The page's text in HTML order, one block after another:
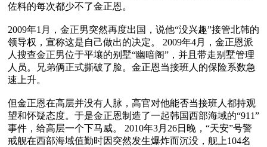
佐料的每次都少不了金正恩。
2009年1月，金正男突然再度出国，说他“没兴趣”接管北韩的
领导权，宣称这是自己做出的决定。 2009年4月，金正恩派
人搜查金正男位于平壤的别墅“幽暗阁”，并且带走别墅管理
人员。兄弟俩正式撕破了脸。金正恩当接班人的保险系数急
速上升。
但金正恩在高层并没有人脉，高官对他能否当接班人都持观
望和怀疑态度。于是金正恩制造了一起韩国西部海域的“911”
事件，给高层一个下马威。 2010年3月26日晚，“天安”号警
戒舰在西部海域值勤时因突然发生爆炸而沉没，舰上104名